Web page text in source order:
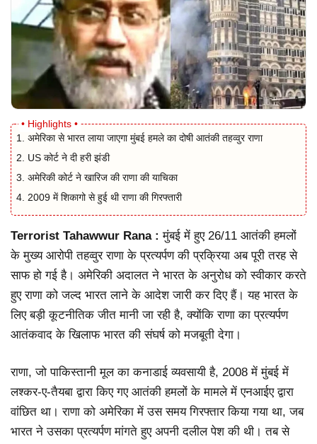
अमेरिका से भारत लाया जाएगा मुंबई हमले का दोषी आतंकी तहव्वुर राणा
US कोर्ट ने दी हरी झंडी
अमेरिकी कोर्ट ने खारिज की राणा की याचिका
2009 में शिकागो से हुई थी राणा की गिरफ्तारी
Terrorist Tahawwur Rana :मुंबई में हुए 26/11 आतंकी हमलों
के मुख्य आरोपी तहव्वुर राणा के प्रत्यर्पण की प्रक्रिया अब पूरी तरह से
साफ हो गई है। अमेरिकी अदालत ने भारत के अनुरोध को स्वीकार करते
हुए राणा को जल्द भारत लाने के आदेश जारी कर दिए हैं। यह भारत के
लिए बड़ी कूटनीतिक जीत मानी जा रही है, क्योंकि राणा का प्रत्यर्पण
आतंकवाद के खिलाफ भारत की संघर्ष को मजबूती देगा।
राणा, जो पाकिस्तानी मूल का कनाडाई व्यवसायी है, 2008 में मुंबई में
लश्कर-ए-तैयबा द्वारा किए गए आतंकी हमलों के मामले में एनआईए द्वारा
वांछित था। राणा को अमेरिका में उस समय गिरफ्तार किया गया था, जब
भारत ने उसका प्रत्यर्पण मांगते हुए अपनी दलील पेश की थी। तब से